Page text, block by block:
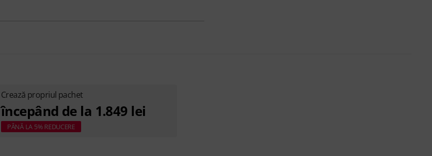
Crează propriul pachet
începând de la 1.849 lei
PÂNĂ LA 5% REDUCERE